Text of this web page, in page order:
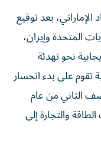
بعد توقيع
المتحدة وإيران،
نحو تهدئة
تقوم على بدء انحسار
الثاني من عام
والتجارة إلى